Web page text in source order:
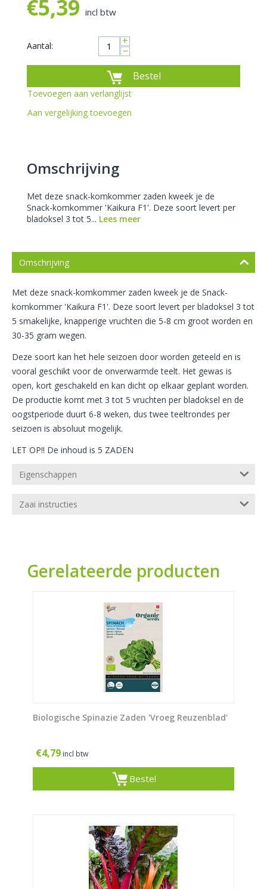
€5,39 incl btw
Aantal: +
−
Bestel
Toevoegen aan verlanglijst
Aan vergelijking toevoegen
Omschrijving
Met deze snack-komkommer zaden kweek je de
Snack-komkommer 'Kaikura F1'. Deze soort levert per
bladoksel 3 tot 5... Lees meer
Omschrijving
Met deze snack-komkommer zaden kweek je de Snack-
komkommer 'Kaikura F1'. Deze soort levert per bladoksel 3 tot
5 smakelijke, knapperige vruchten die 5-8 cm groot worden en
30-35 gram wegen.
Deze soort kan het hele seizoen door worden geteeld en is
vooral geschikt voor de onverwarmde teelt. Het gewas is
open, kort geschakeld en kan dicht op elkaar geplant worden.
De productie komt met 3 tot 5 vruchten per bladoksel en de
oogstperiode duurt 6-8 weken, dus twee teeltrondes per
seizoen is absoluut mogelijk.
LET OP!! De inhoud is 5 ZADEN
Eigenschappen
Zaai instructies
Gerelateerde producten
Biologische Spinazie Zaden 'Vroeg Reuzenblad'
€4,79 incl btw
Bestel